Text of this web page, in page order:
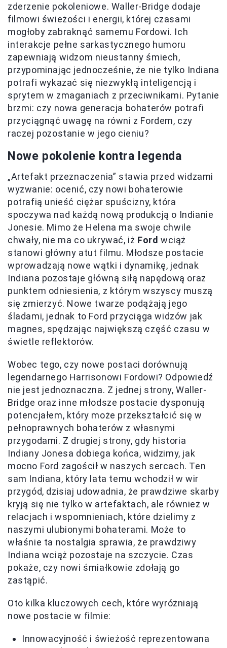
zderzenie pokoleniowe. Waller-Bridge dodaje
filmowi świeżości i energii, której czasami
mogłoby zabraknąć samemu Fordowi. Ich
interakcje pełne sarkastycznego humoru
zapewniają widzom nieustanny śmiech,
przypominając jednocześnie, że nie tylko Indiana
potrafi wykazać się niezwykłą inteligencją i
sprytem w zmaganiach z przeciwnikami. Pytanie
brzmi: czy nowa generacja bohaterów potrafi
przyciągnąć uwagę na równi z Fordem, czy
raczej pozostanie w jego cieniu?
Nowe pokolenie kontra legenda
„Artefakt przeznaczenia” stawia przed widzami
wyzwanie: ocenić, czy nowi bohaterowie
potrafią unieść ciężar spuścizny, która
spoczywa nad każdą nową produkcją o Indianie
Jonesie. Mimo że Helena ma swoje chwile
chwały, nie ma co ukrywać, iż Ford wciąż
stanowi główny atut filmu. Młodsze postacie
wprowadzają nowe wątki i dynamikę, jednak
Indiana pozostaje główną siłą napędową oraz
punktem odniesienia, z którym wszyscy muszą
się zmierzyć. Nowe twarze podążają jego
śladami, jednak to Ford przyciąga widzów jak
magnes, spędzając największą część czasu w
świetle reflektorów.
Wobec tego, czy nowe postaci dorównują
legendarnego Harrisonowi Fordowi? Odpowiedź
nie jest jednoznaczna. Z jednej strony, Waller-
Bridge oraz inne młodsze postacie dysponują
potencjałem, który może przekształcić się w
pełnoprawnych bohaterów z własnymi
przygodami. Z drugiej strony, gdy historia
Indiany Jonesa dobiega końca, widzimy, jak
mocno Ford zagościł w naszych sercach. Ten
sam Indiana, który lata temu wchodził w wir
przygód, dzisiaj udowadnia, że prawdziwe skarby
kryją się nie tylko w artefaktach, ale również w
relacjach i wspomnieniach, które dzielimy z
naszymi ulubionymi bohaterami. Może to
właśnie ta nostalgia sprawia, że prawdziwy
Indiana wciąż pozostaje na szczycie. Czas
pokaże, czy nowi śmiałkowie zdołają go
zastąpić.
Oto kilka kluczowych cech, które wyróżniają
nowe postacie w filmie:
Innowacyjność i świeżość reprezentowana